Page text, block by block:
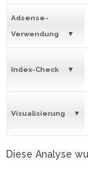
Adsense-
Verwendung
Index-Check
Visualisierung
Diese Analyse